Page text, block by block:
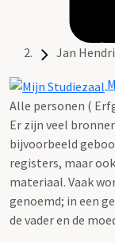
Jan
Alle personen (
Er zijn veel
bijvoorbeeld
registers, maar
materiaal. Vaak
genoemd; in een
de vader en de